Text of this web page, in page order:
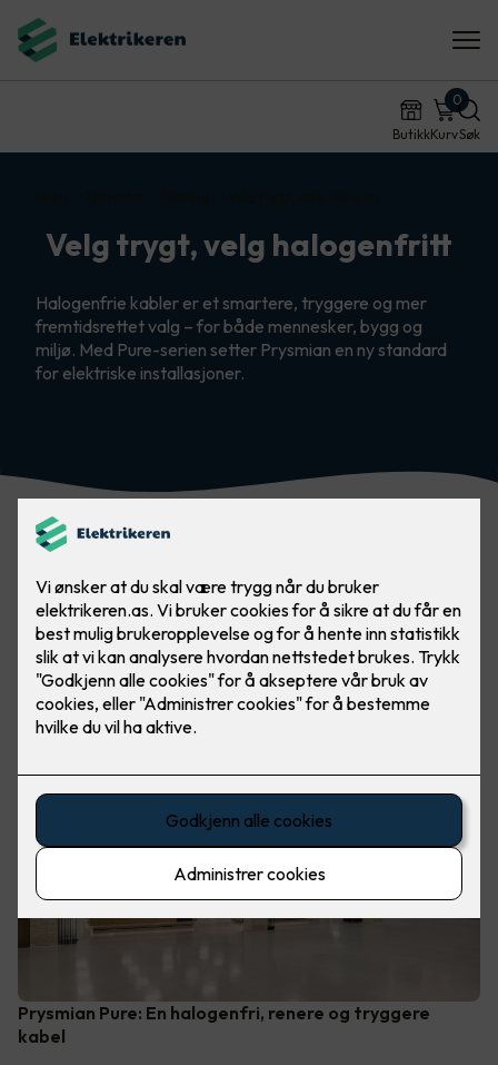
ButikkKurv
0
Søk
Velg trygt, velg halogenfritt
Halogenfrie kabler er et smartere, tryggere og mer
fremtidsrettet valg – for både mennesker, bygg og
miljø. Med Pure-serien setter Prysmian en ny standard
for elektriske installasjoner.
Prysmian Pure: En halogenfri, renere og tryggere
kabel